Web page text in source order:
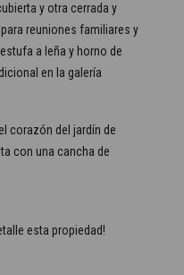
y otra cerrada y
reuniones familiares y
a leña y horno de
en la galería
corazón del jardín de
con una cancha de
esta propiedad!